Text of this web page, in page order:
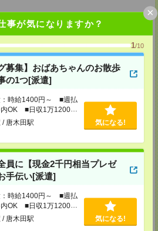
事が気になりますか？
1/10
募集】おばあちゃんのお散歩
の1つ[派遣]
：時給1400円～ ■週払
OK ■日収1万1200円
/ 唐木田駅 気になる!
員に【現金2千円相当プレゼ
手伝い[派遣]
：時給1400円～ ■週払
OK ■日収1万1200円
/ 唐木田駅 気になる!
×
エルタワー 17F
レイーストビル 8F
い 2-2-1 横浜ランドマークタワー36F
大宮区桜木町 1-10-16 シーノ大宮ノース